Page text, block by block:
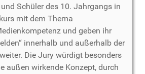
Schüler des 10. Jahrgangs in
mit dem Thema
und geben ihr
innerhalb und außerhalb der
Die Jury würdigt besonders
außen wirkende Konzept, durch